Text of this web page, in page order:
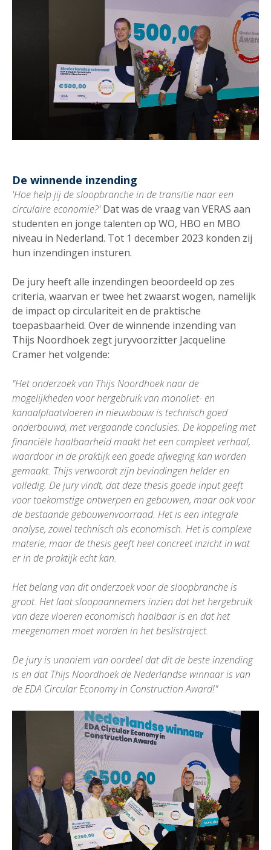
De winnende inzending
'Hoe help jij de sloopbranche in de transitie naar een
circulaire economie?'Dat was de vraag van VERAS aan
studenten en jonge talenten op WO, HBO en MBO
niveau in Nederland. Tot 1 december 2023 konden zij
hun inzendingen insturen.
De jury heeft alle inzendingen beoordeeld op zes
criteria, waarvan er twee het zwaarst wogen, namelijk
de impact op circulariteit en de praktische
toepasbaarheid. Over de winnende inzending van
Thijs Noordhoek zegt juryvoorzitter Jacqueline
Cramer het volgende:
"Het onderzoek van Thijs Noordhoek naar de
mogelijkheden voor hergebruik van monoliet- en
kanaalplaatvloeren in nieuwbouw is technisch goed
onderbouwd, met vergaande conclusies. De koppeling met
financiële haalbaarheid maakt het een compleet verhaal,
waardoor in de praktijk een goede afweging kan worden
gemaakt. Thijs verwoordt zijn bevindingen helder en
volledig. De jury vindt, dat deze thesis goede input geeft
voor toekomstige ontwerpen en gebouwen, maar ook voor
de bestaande gebouwenvoorraad. Het is een integrale
analyse, zowel technisch als economisch. Het is complexe
materie, maar de thesis geeft heel concreet inzicht in wat
er in de praktijk echt kan.
Het belang van dit onderzoek voor de sloopbranche is
groot. Het laat sloopaannemers inzien dat het hergebruik
van deze vloeren economisch haalbaar is en dat het
meegenomen moet worden in het beslistraject.
De jury is unaniem van oordeel dat dit de beste inzending
is en dat Thijs Noordhoek de Nederlandse winnaar is van
de EDA Circular Economy in Construction Award!"